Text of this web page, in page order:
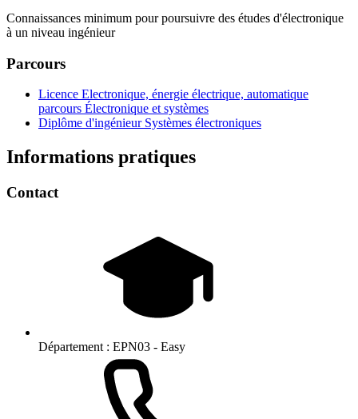
Connaissances minimum pour poursuivre des études d'électronique
à un niveau ingénieur
Parcours
Licence Electronique, énergie électrique, automatique
parcours Électronique et systèmes
Diplôme d'ingénieur Systèmes électroniques
Informations pratiques
Contact
Département : EPN03 - Easy